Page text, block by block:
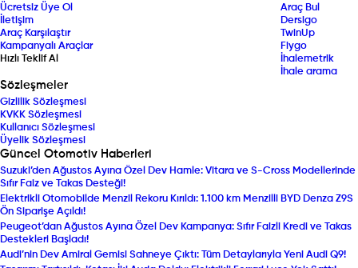
Ücretsiz Üye Ol
İletişim
Araç Karşılaştır
Kampanyalı Araçlar
Hızlı Teklif Al
Araç Bul
Dersigo
TwinUp
Fiygo
İhalemetrik
İhale arama
Sözleşmeler
Gizlilik Sözleşmesi
KVKK Sözleşmesi
Kullanıcı Sözleşmesi
Üyelik Sözleşmesi
Güncel Otomotiv Haberleri
Suzuki’den Ağustos Ayına Özel Dev Hamle: Vitara ve S-Cross Modellerinde
Sıfır Faiz ve Takas Desteği!
Elektrikli Otomobilde Menzil Rekoru Kırıldı: 1.100 km Menzilli BYD Denza Z9S
Ön Siparişe Açıldı!
Peugeot’dan Ağustos Ayına Özel Dev Kampanya: Sıfır Faizli Kredi ve Takas
Destekleri Başladı!
Audi’nin Dev Amiral Gemisi Sahneye Çıktı: Tüm Detaylarıyla Yeni Audi Q9!